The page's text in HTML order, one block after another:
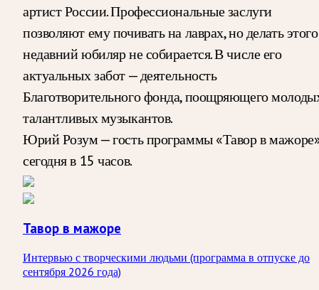
артист России. Профессиональные заслуги
позволяют ему почивать на лаврах, но делать этого
недавний юбиляр не собирается. В числе его
актуальных забот — деятельность
Благотворительного фонда, поощряющего
талантливых музыкантов.
Юрий Розум — гость программы «Тавор в
сегодня в 15 часов.
Тавор в мажоре
Интервью с творческими людьми (программа в отпуске до
сентября 2026 года)